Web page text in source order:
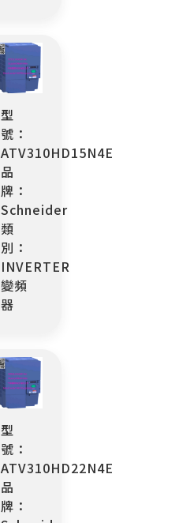
型
號：
ATV310HD15N4E
品
牌：
Schneider
類
別：
INVERTER
變頻
器
型
號：
ATV310HD22N4E
品
牌：